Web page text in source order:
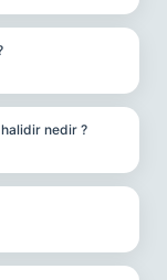
halidir nedir ?